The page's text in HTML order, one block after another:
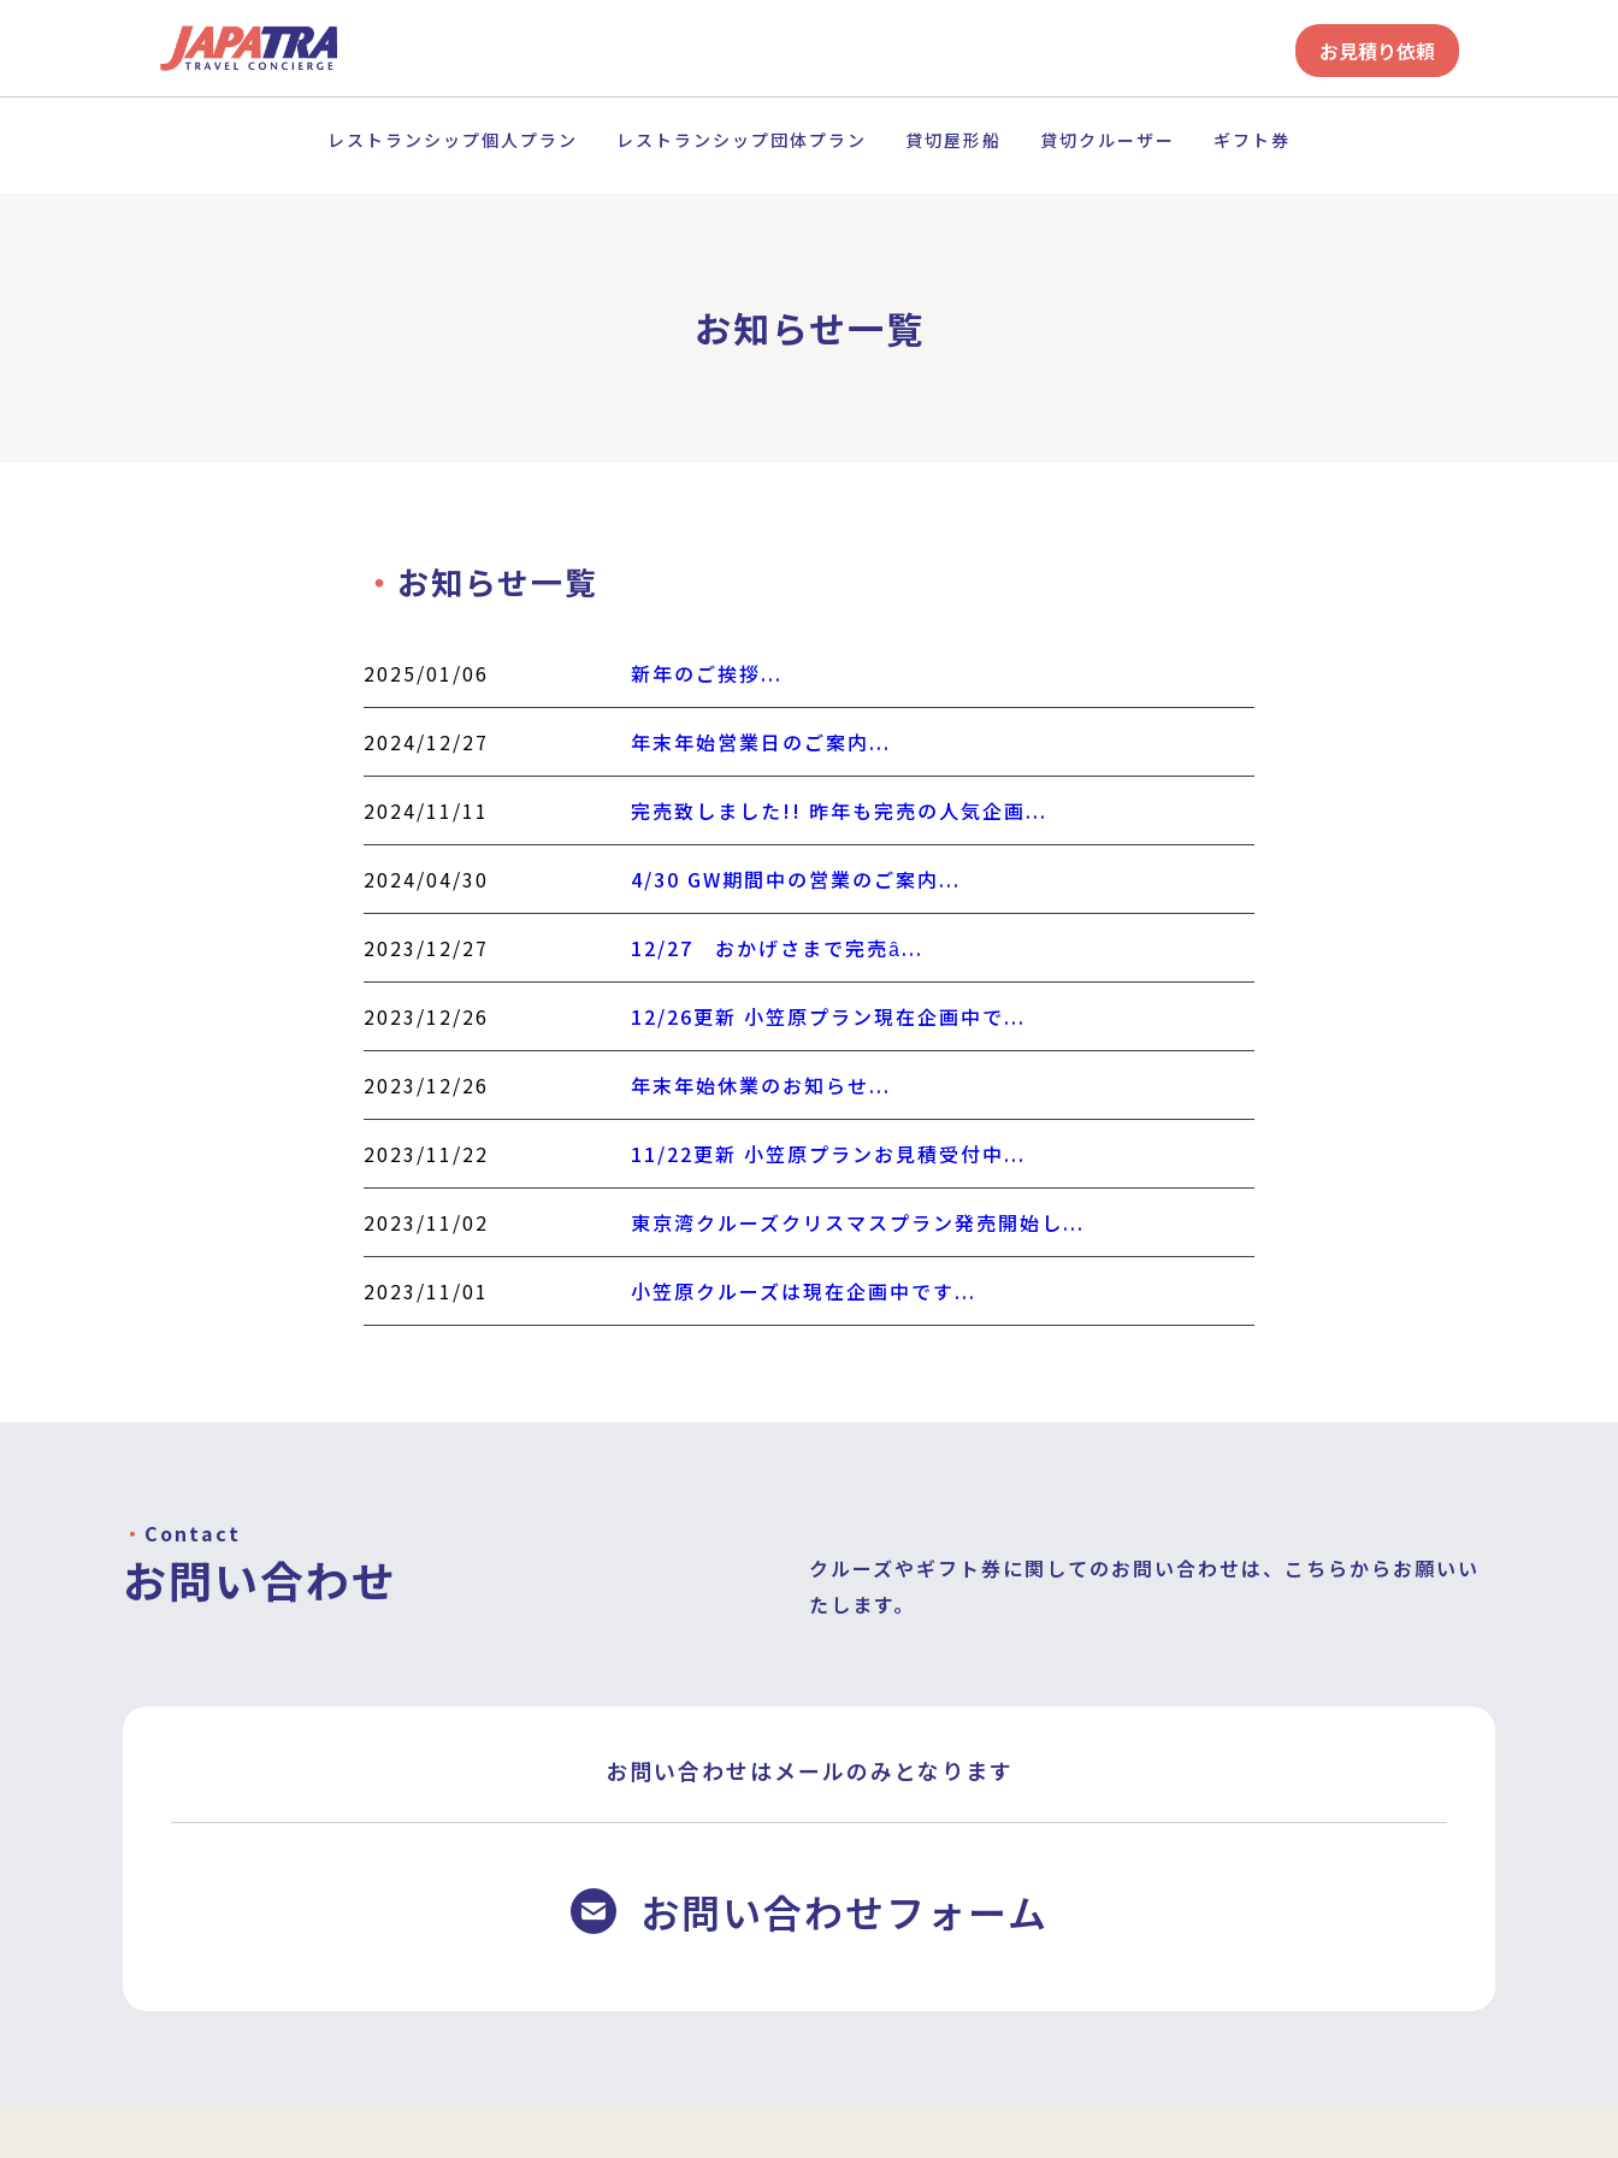
お見積り依頼
レストランシップ個人プラン レストランシップ団体プラン 貸切屋形船 貸切クルーザー ギフト券
お知らせ一覧
お知らせ一覧
2025/01/06 新年のご挨拶...
2024/12/27 年末年始営業日のご案内...
2024/11/11 完売致しました!! 昨年も完売の人気企画...
2024/04/30 4/30 GW期間中の営業のご案内...
2023/12/27 12/27 おかげさまで完売ȃ...
2023/12/26 12/26更新 小笠原プラン現在企画中で...
2023/12/26 年末年始休業のお知らせ...
2023/11/22 11/22更新 小笠原プランお見積受付中...
2023/11/02 東京湾クルーズクリスマスプラン発売開始し...
2023/11/01 小笠原クルーズは現在企画中です...
Contact
お問い合わせ
クルーズやギフト券に関してのお問い合わせは、こちらからお願いい
たします。
お問い合わせはメールのみとなります
お問い合わせフォーム